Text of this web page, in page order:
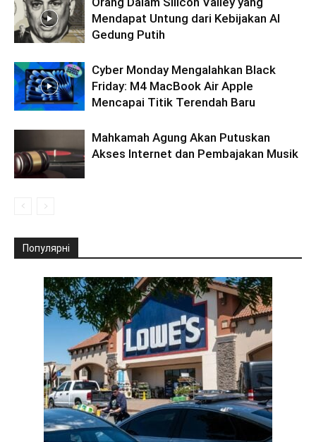
Mendapat Untung dari Kebijakan AI
Gedung Putih
Cyber Monday Mengalahkan Black
Friday: M4 MacBook Air Apple
Mencapai Titik Terendah Baru
Mahkamah Agung Akan Putuskan
Akses Internet dan Pembajakan Musik
Популярні